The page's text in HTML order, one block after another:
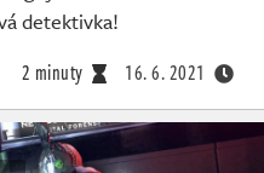
detektivka!
2 minuty 16. 6. 2021